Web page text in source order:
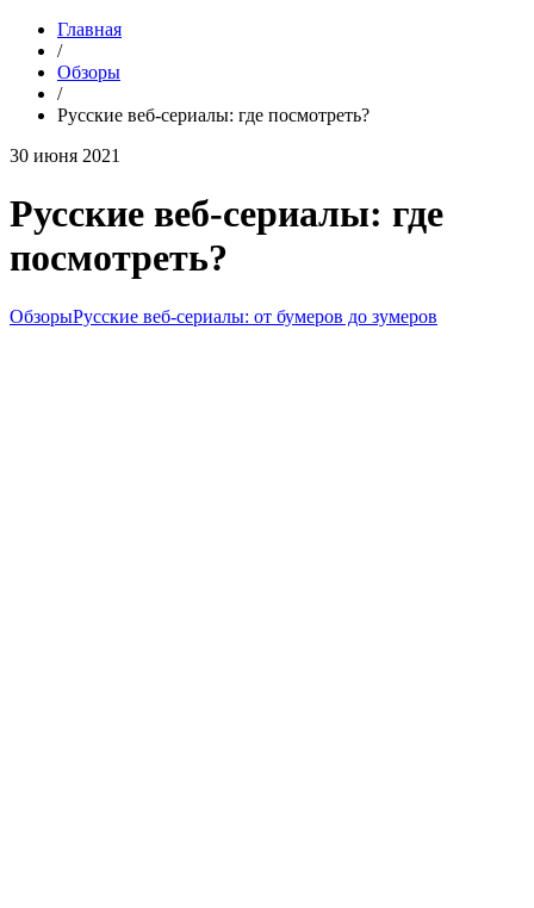
Главная
/
Обзоры
/
Русские веб-сериалы: где посмотреть?
30 июня 2021
Русские веб-сериалы: где
посмотреть?
ОбзорыРусские веб-сериалы: от бумеров до зумеров